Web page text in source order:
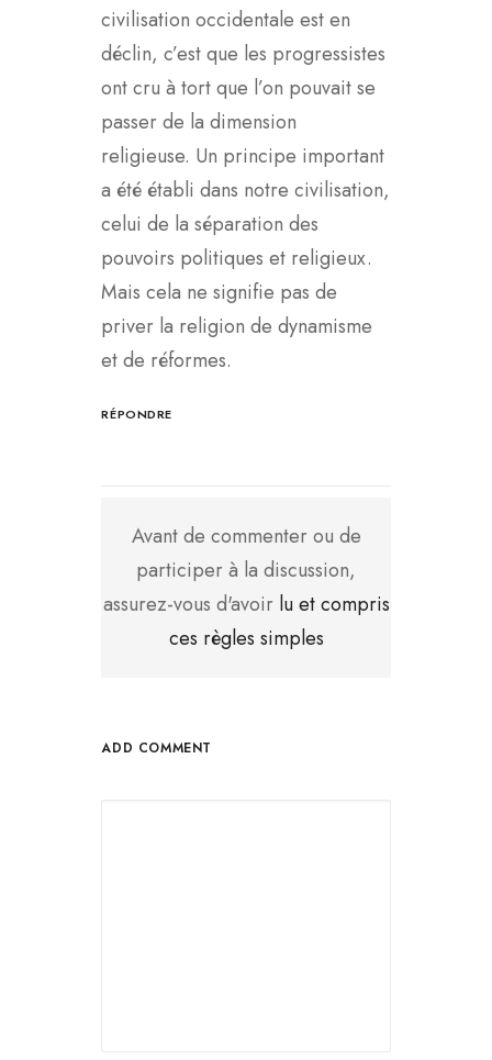
civilisation occidentale est en
déclin, c’est que les progressistes
ont cru à tort que l’on pouvait se
passer de la dimension
religieuse. Un principe important
a été établi dans notre civilisation,
celui de la séparation des
pouvoirs politiques et religieux.
Mais cela ne signifie pas de
priver la religion de dynamisme
et de réformes.
RÉPONDRE
Avant de commenter ou de
participer à la discussion,
assurez-vous d'avoir lu et compris
ces règles simples
ADD COMMENT